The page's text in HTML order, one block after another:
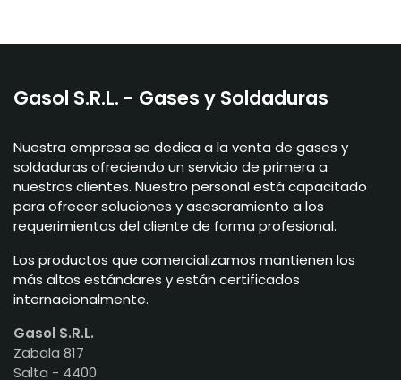
Gasol S.R.L. - Gases y Soldaduras
Nuestra empresa se dedica a la venta de gases y
soldaduras ofreciendo un servicio de primera a
nuestros clientes. Nuestro personal está capacitado
para ofrecer soluciones y asesoramiento a los
requerimientos del cliente de forma profesional.
Los productos que comercializamos mantienen los
más altos estándares y están certificados
internacionalmente.
Gasol S.R.L.
Zabala 817
Salta - 4400